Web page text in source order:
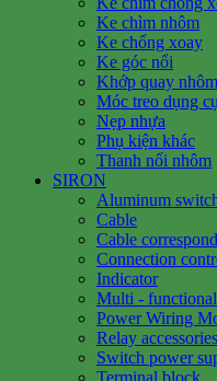
Ke chìm nhôm
Ke chống xoay
Ke góc nổi
Khớp quay
Móc treo dụng cụ
Nẹp nhựa
Phụ kiện khác
Thanh nối nhôm
SIRON
Aluminum
Cable
Cable
Connection
Indicator
Multi -
Power Wiring
Relay accessories
Switch power
Terminal block